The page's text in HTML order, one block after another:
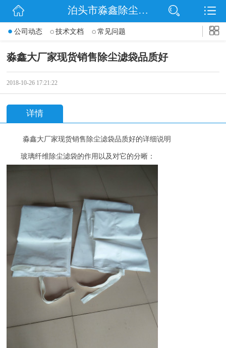
网站首页
公司动态
泊头市淼鑫除尘配件销售处
公司动态 技术文档 常见问题
淼鑫大厂家现货销售除尘滤袋品质好
2018-10-26 17:21:22
详情
淼鑫大厂家现货销售除尘滤袋品质好的详细说明
玻璃纤维除尘滤袋的作用以及对它的分晰：